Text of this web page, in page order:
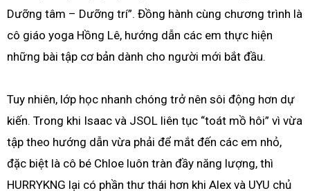
Dưỡng tâm – Dưỡng trí”. Đồng hành cùng chương trình là
cô giáo yoga Hồng Lê, hướng dẫn các em thực hiện
những bài tập cơ bản dành cho người mới bắt đầu.
Tuy nhiên, lớp học nhanh chóng trở nên sôi động hơn dự
kiến. Trong khi Isaac và JSOL liên tục “toát mồ hôi” vì vừa
tập theo hướng dẫn vừa phải để mắt đến các em nhỏ,
đặc biệt là cô bé Chloe luôn tràn đầy năng lượng, thì
HURRYKNG lại có phần thư thái hơn khi Alex và UYU chủ